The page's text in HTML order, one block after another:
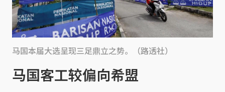
马国本届大选呈现三足鼎立之势。（路透社）
马国客工较偏向希盟